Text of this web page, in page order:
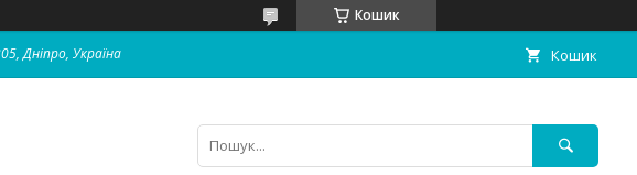
Кошик
Дніпро, Україна Кошик